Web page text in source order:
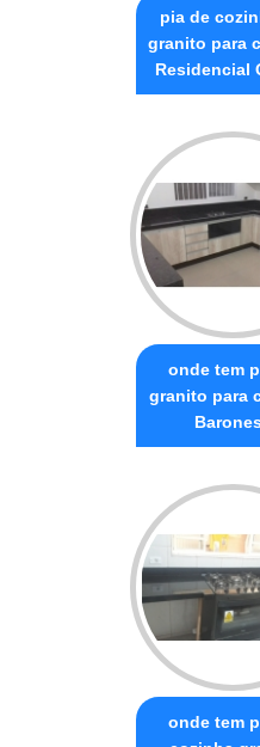
pia de
granito para
Residencial
onde tem
granito para
onde tem